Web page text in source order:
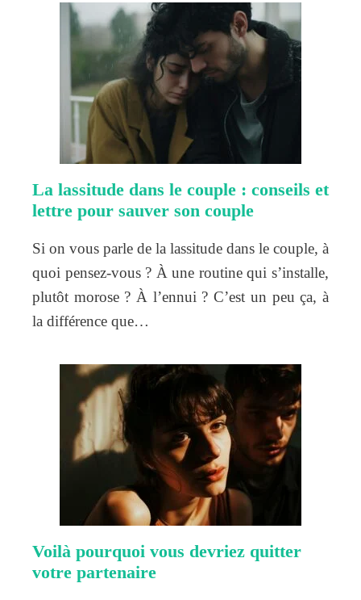
La lassitude dans le couple : conseils et
lettre pour sauver son couple
Si on vous parle de la lassitude dans le couple, à
quoi pensez-vous ? À une routine qui s’installe,
plutôt morose ? À l’ennui ? C’est un peu ça, à
la différence que…
Voilà pourquoi vous devriez quitter
votre partenaire